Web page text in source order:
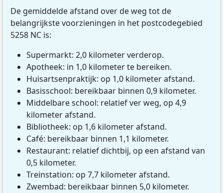
De gemiddelde afstand over de weg tot de
belangrijkste voorzieningen in het postcodegebied
5258 NC is:
Supermarkt: 2,0 kilometer verderop.
Apotheek: in 1,0 kilometer te bereiken.
Huisartsenpraktijk: op 1,0 kilometer afstand.
Basisschool: bereikbaar binnen 0,9 kilometer.
Middelbare school: relatief ver weg, op 4,9
kilometer afstand.
Bibliotheek: op 1,6 kilometer afstand.
Café: bereikbaar binnen 1,1 kilometer.
Restaurant: relatief dichtbij, op een afstand van
0,5 kilometer.
Treinstation: op 7,7 kilometer afstand.
Zwembad: bereikbaar binnen 5,0 kilometer.